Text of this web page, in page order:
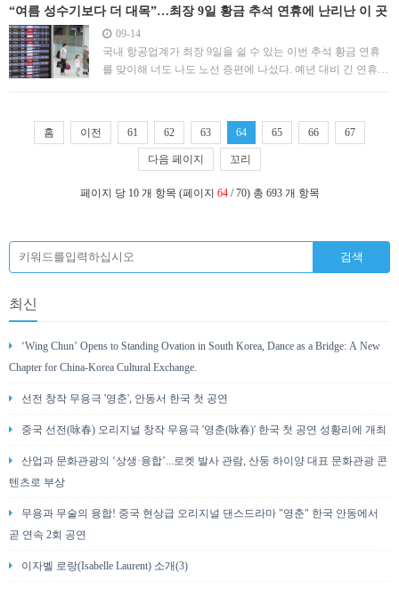
“여름 성수기보다 더 대목”…최장 9일 황금 추석 연휴에 난리난 이 곳
09-14
국내 항공업계가 최장 9일을 쉴 수 있는 이번 추석 황금 연휴
를 맞이해 너도 나도 노선 증편에 나섰다. 예년 대비 긴 연휴
다. 14일 항공업계에 따르면 대한항공은 지난 10일부터 내달
말까지 인천발 대만 타이중 전세편(주 4회)을, 11일부터
홈 이전 61 62 63 64 65 66 67
다음 페이지 꼬리
페이지 당 10 개 항목 (페이지 64/ 70) 총 693 개 항목
최신
‘Wing Chun’ Opens to Standing Ovation in South Korea, Dance as a Bridge: A New
Chapter for China-Korea Cultural Exchange.
선전 창작 무용극 '영춘', 안동서 한국 첫 공연
중국 선전(咏春) 오리지널 창작 무용극 '영춘(咏春)' 한국 첫 공연 성황리에 개최
산업과 문화관광의 ‘상생·융합’...로켓 발사 관람, 산둥 하이양 대표 문화관광 콘
텐츠로 부상
무용과 무술의 융합! 중국 현상급 오리지널 댄스드라마 "영춘" 한국 안동에서
곧 연속 2회 공연
이자벨 로랑(Isabelle Laurent) 소개(3)